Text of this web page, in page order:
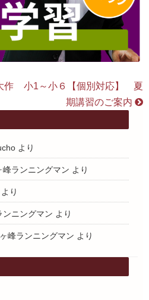
作
小1～小６【個別対応】 夏
期講習のご案内
より
峰ランニングマン より
り
ンニングマン より
峰ランニングマン より